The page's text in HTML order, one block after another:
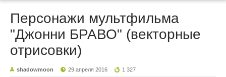
Персонажи мультфильма
"Джонни БРАВО" (векторные
отрисовки)
shadowmoon 29 апреля 2016 1 327